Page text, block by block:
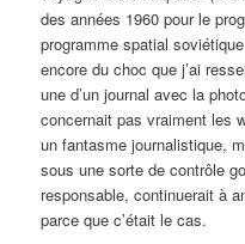
des années 1960 pour le
programme spatial
encore du choc que j’ai
une d’un journal avec la
concernait pas vraiment les
un fantasme journalistique,
sous une sorte de contrôle
responsable, continuerait à
parce que c’était le cas.